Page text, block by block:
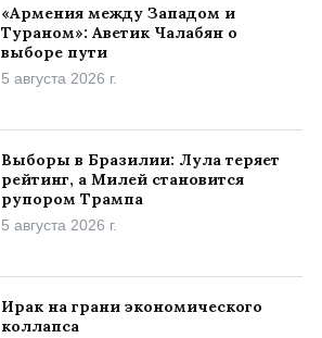
«Армения между Западом и
Тураном»: Аветик Чалабян о
выборе пути
5 августа 2026 г.
Выборы в Бразилии: Лула теряет
рейтинг, а Милей становится
рупором Трампа
5 августа 2026 г.
Ирак на грани экономического
коллапса